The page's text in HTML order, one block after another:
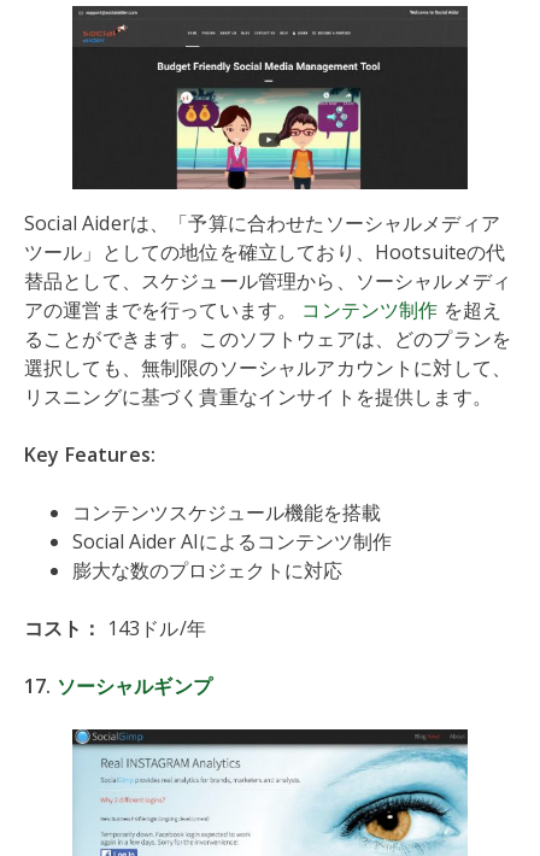
Social Aiderは、「予算に合わせたソーシャルメディア
ツール」としての地位を確立しており、Hootsuiteの代
替品として、スケジュール管理から、ソーシャルメディ
アの運営までを行っています。 コンテンツ制作 を超え
ることができます。このソフトウェアは、どのプランを
選択しても、無制限のソーシャルアカウントに対して、
リスニングに基づく貴重なインサイトを提供します。
Key Features:
コンテンツスケジュール機能を搭載
Social Aider AIによるコンテンツ制作
膨大な数のプロジェクトに対応
コスト： 143ドル/年
17. ソーシャルギンプ